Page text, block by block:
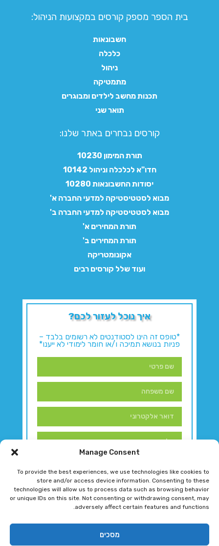
Manage Consent
To provide the best experiences, we use technologies like cookies to
store and/or access device information. Consenting to these
technologies will allow us to process data such as browsing behavior
or unique IDs on this site. Not consenting or withdrawing consent, may
adversely affect certain features and functions.
מסכים
בית הספר מספק קורסים במקצועות הניהול:
חשבונאות
כלכלה
ניהול
מתמטיקה
תכנות מחשב לילדים ומבוגרים
תואר שני
קורסים נבחרים באתר שלנו:​
תורת המימון 10230
חדו"א לכלכלה וניהול 10142
יסודות החשבונאות 10280
מבוא לסטטיסטיקה למדעי החברה א'
מבוא לסטטיסטיקה למדעי החברה ב'
תורת המחירים א'
תורת המחירים ב'
אקונומטריקה
ועוד שלל קורסים רבים
איך נוכל לעזור לכם?
*טופס זה הינו לסטודנטים לא רשומים בלבד –
פניות בנושא תמיכה ו/או חומר לימודי לא ייענו*